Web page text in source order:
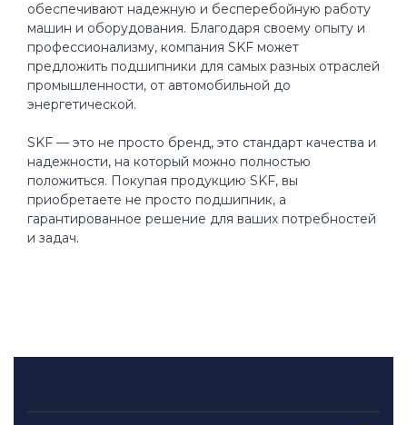
обеспечивают надежную и бесперебойную работу
машин и оборудования. Благодаря своему опыту и
профессионализму, компания SKF может
предложить подшипники для самых разных отраслей
промышленности, от автомобильной до
энергетической.
SKF — это не просто бренд, это стандарт качества и
надежности, на который можно полностью
положиться. Покупая продукцию SKF, вы
приобретаете не просто подшипник, а
гарантированное решение для ваших потребностей
и задач.